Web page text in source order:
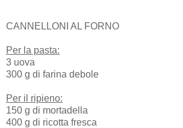
CANNELLONI AL FORNO
Per la pasta:
3 uova
300 g di farina debole
Per il ripieno:
150 g di mortadella
400 g di ricotta fresca